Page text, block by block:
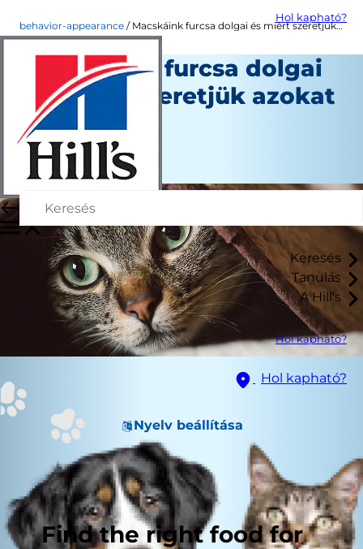
Hol kapható?
Keresés
Tanulás
A Hill's
Hol kapható?
Hol kapható?
Nyelv beállítása
Find the right food for
behavior-appearance Macskáink furcsa dolgai és miért szeretjük azokat
Macskáink furcsa dolgai
és miért szeretjük azokat
Személyzet Szerző
|
Június 16, 2016